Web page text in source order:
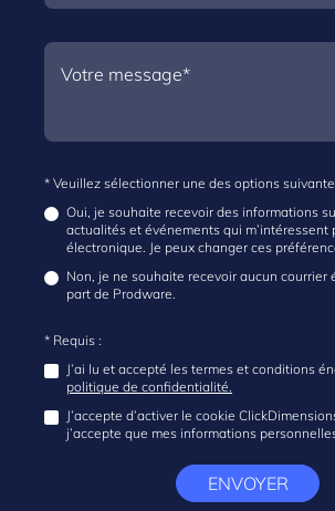
* Veuillez sélectionner une des options
Oui, je souhaite recevoir des informations
actualités et événements qui m’intéressent
électronique. Je peux changer ces
Non, je ne souhaite recevoir aucun courrier
part de Prodware.
* Requis :
J’ai lu et accepté les termes et conditions
politique de confidentialité.
J’accepte d’activer le cookie
j’accepte que mes informations
ENVOYER